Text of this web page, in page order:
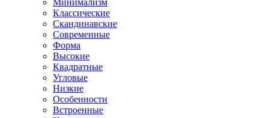
Минимализм
Классические
Скандинавские
Современные
Форма
Высокие
Квадратные
Угловые
Низкие
Особенности
Встроенные